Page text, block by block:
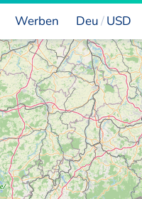
Werben Deu USD